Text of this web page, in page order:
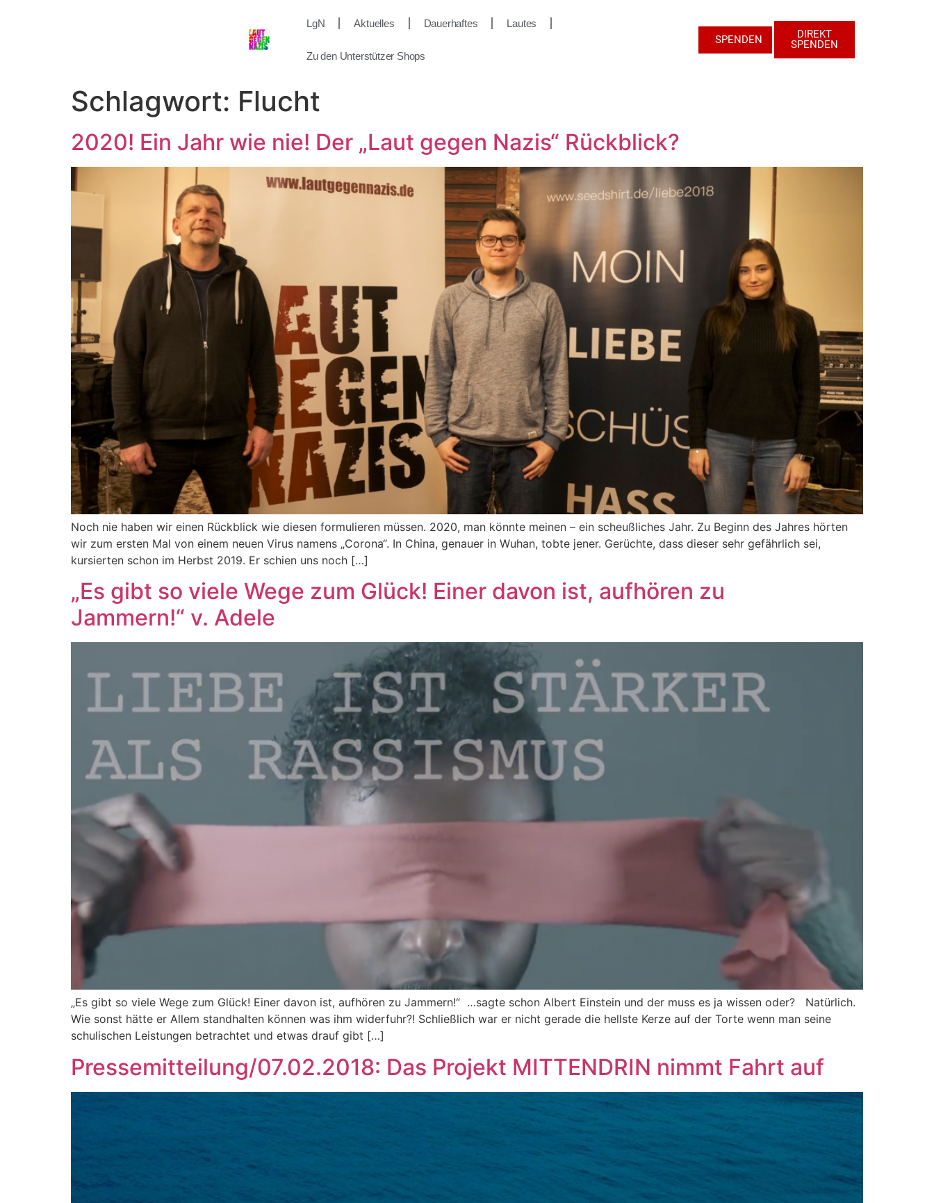
LgN Aktuelles Dauerhaftes Lautes
Zu den Unterstützer Shops
SPENDEN
DIREKT
SPENDEN
Schlagwort: Flucht
2020! Ein Jahr wie nie! Der „Laut gegen Nazis“ Rückblick?
Noch nie haben wir einen Rückblick wie diesen formulieren müssen. 2020, man könnte meinen – ein scheußliches Jahr. Zu Beginn des Jahres hörten
wir zum ersten Mal von einem neuen Virus namens „Corona“. In China, genauer in Wuhan, tobte jener. Gerüchte, dass dieser sehr gefährlich sei,
kursierten schon im Herbst 2019. Er schien uns noch […]
„Es gibt so viele Wege zum Glück! Einer davon ist, aufhören zu
Jammern!“ v. Adele
„Es gibt so viele Wege zum Glück! Einer davon ist, aufhören zu Jammern!“ …sagte schon Albert Einstein und der muss es ja wissen oder? Natürlich.
Wie sonst hätte er Allem standhalten können was ihm widerfuhr?! Schließlich war er nicht gerade die hellste Kerze auf der Torte wenn man seine
schulischen Leistungen betrachtet und etwas drauf gibt […]
Pressemitteilung/07.02.2018: Das Projekt MITTENDRIN nimmt Fahrt auf